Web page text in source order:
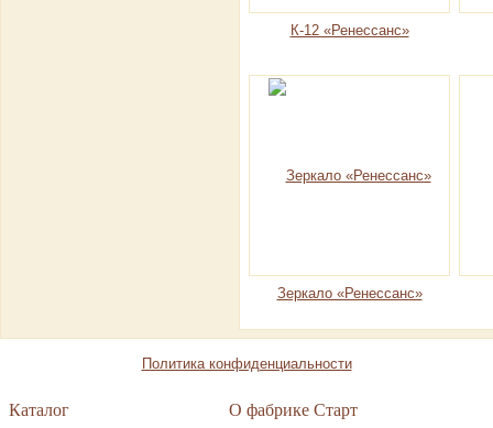
К-12 «Ренессанс»
Зеркало «Ренессанс»
Политика конфиденциальности
Каталог О фабрике Старт